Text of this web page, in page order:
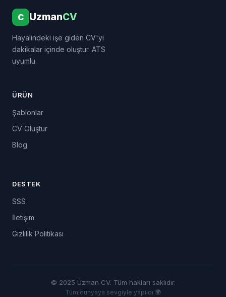
C UzmanCV
Hayalindeki işe giden CV'yi
dakikalar içinde oluştur. ATS
uyumlu.
ÜRÜN
Şablonlar
CV Oluştur
Blog
DESTEK
SSS
İletişim
Gizlilik Politikası
© 2025 Uzman CV. Tüm hakları saklıdır.
Tüm dünyaya sevgiyle yapıldı 🌍